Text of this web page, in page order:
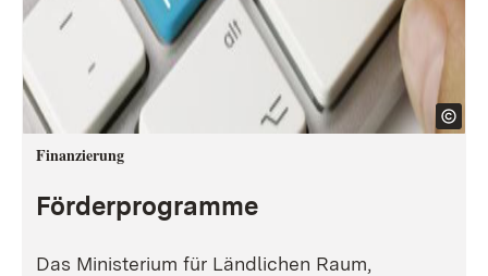
Finanzierung
Förderprogramme
Das Ministerium für Ländlichen Raum,